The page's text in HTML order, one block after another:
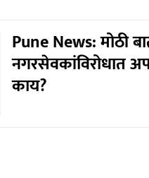
Pune News: मोठी
नगरसेवकांविरोधात
काय?